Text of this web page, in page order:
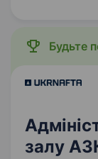
Будьте
залу